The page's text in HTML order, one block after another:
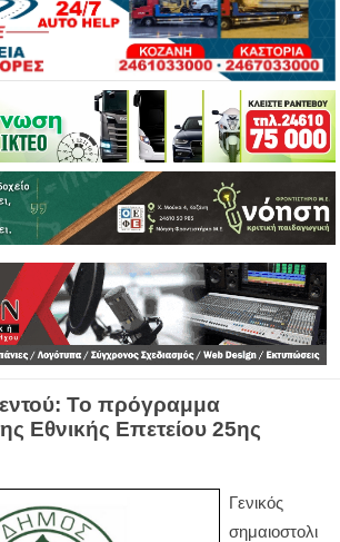
Το πρόγραμμα
Εθνικής Επετείου 25ης
Γενικός
σημαιοστολι